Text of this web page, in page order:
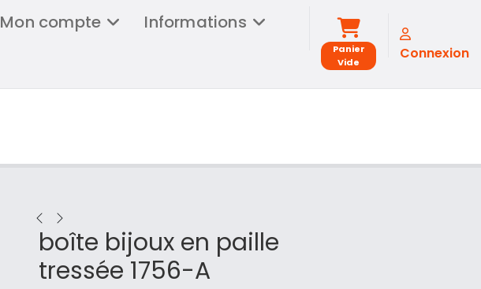
Mon compte
Informations
Panier
Vide
Connexion
boîte bijoux en paille
tressée 1756-A